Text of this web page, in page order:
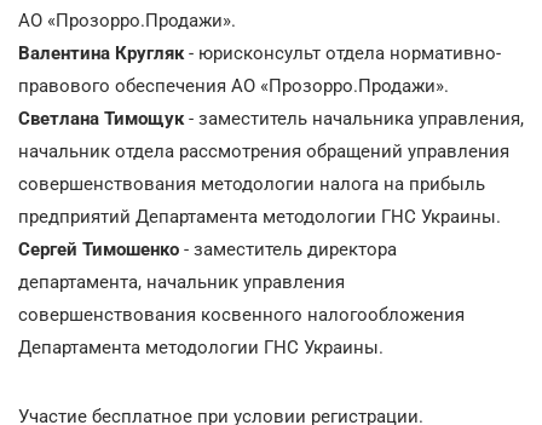
АО «Прозорро.Продажи».
Валентина Кругляк- юрисконсульт отдела нормативно-
правового обеспечения АО «Прозорро.Продажи».
Светлана Тимощук- заместитель начальника управления,
начальник отдела рассмотрения обращений управления
совершенствования методологии налога на прибыль
предприятий Департамента методологии ГНС Украины.
Сергей Тимошенко - заместитель директора
департамента, начальник управления
совершенствования косвенного налогообложения
Департамента методологии ГНС Украины.
Участие бесплатное при условии регистрации.